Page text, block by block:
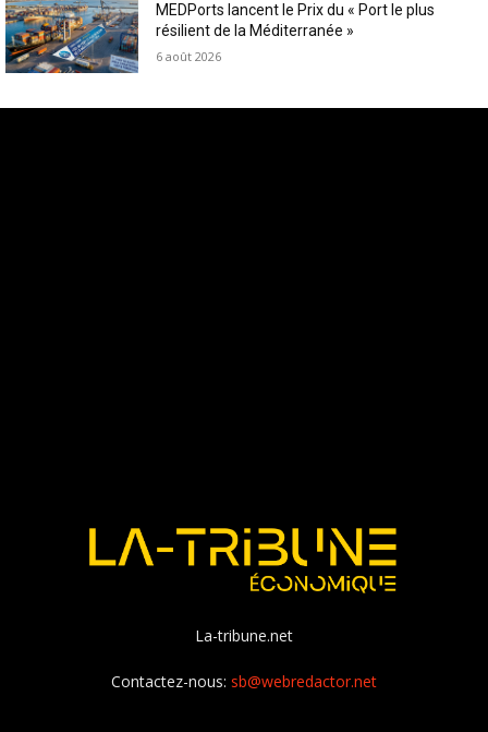
MEDPorts lancent le Prix du « Port le plus
résilient de la Méditerranée »
6 août 2026
La-tribune.net
Contactez-nous: sb@webredactor.net